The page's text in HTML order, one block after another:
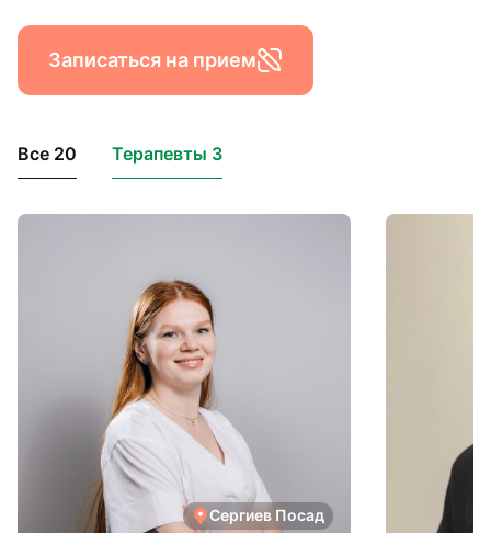
Записаться на прием
Все 20 Терапевты 3
Сергиев Посад